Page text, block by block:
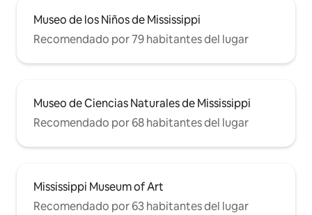
Museo de los Niños de Mississippi
Recomendado por 79 habitantes del lugar
Museo de Ciencias Naturales de Mississippi
Recomendado por 68 habitantes del lugar
Mississippi Museum of Art
Recomendado por 63 habitantes del lugar